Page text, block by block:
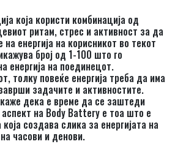
која користи комбинација од
ритам, стрес и активност за да
енергија на корисникот во текот
број од 1-100 што го
енергија на поединецот.
толку повеќе енергија треба да има
задачите и активностите.
дека е време да се заштеди
аспект на Body Battery е тоа што е
создава слика за енергијата на
часови и денови.